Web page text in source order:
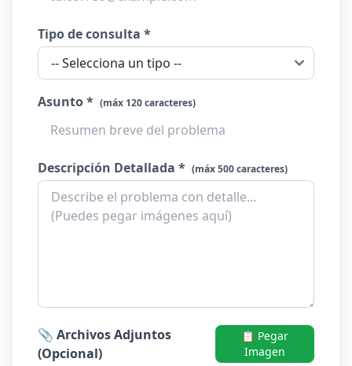
Tipo de consulta *
Asunto * (máx 120 caracteres)
Descripción Detallada * (máx 500 caracteres)
📎 Archivos Adjuntos
(Opcional)
📋 Pegar
Imagen